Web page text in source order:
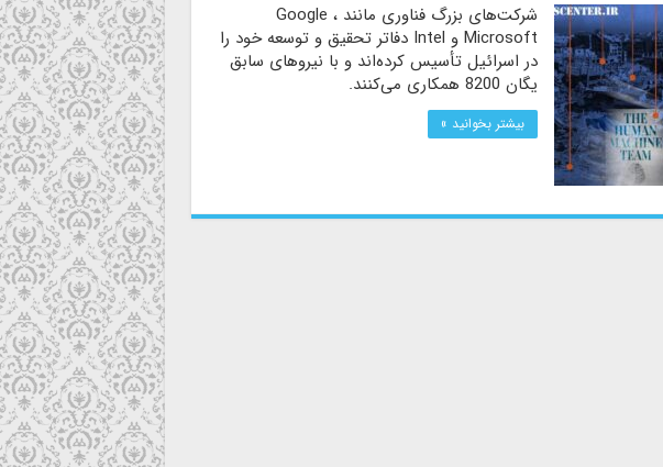
شرکت‌های بزرگ فناوری مانند Google ،
Microsoft و Intel دفاتر تحقیق و توسعه خود را
در اسرائیل تأسیس کرده‌اند و با نیروهای سابق
یگان 8200 همکاری می‌کنند.
بیشتر بخوانید »